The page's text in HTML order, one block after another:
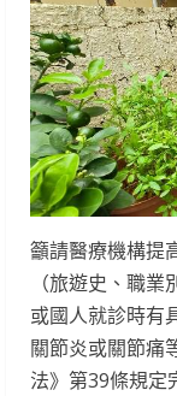
籲請醫療機構提
（旅遊史、職
或國人就診時有
關節炎或關節痛
法》第39條規定